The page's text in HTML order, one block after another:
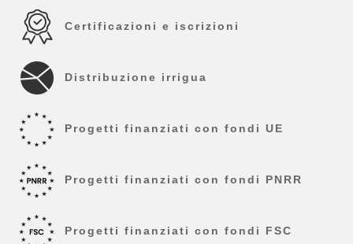
Certificazioni e iscrizioni
Distribuzione irrigua
Progetti finanziati con fondi UE
Progetti finanziati con fondi PNRR
Progetti finanziati con fondi FSC